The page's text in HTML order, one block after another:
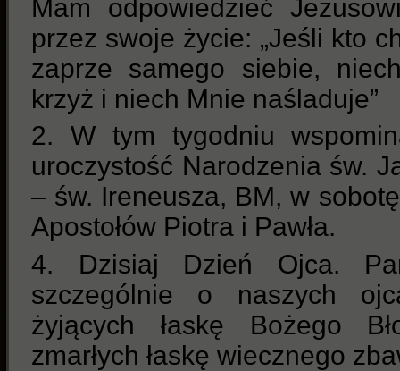
Mam odpowiedzieć
przez swoje życie: „Jeśli kto
zaprze samego siebie,
krzyż i niech Mnie naśladuje”
2. W tym tygodniu
uroczystość Narodzenia św.
– św. Ireneusza, BM, w
Apostołów Piotra i Pawła.
4. Dzisiaj Dzień Ojca.
szczególnie o naszych
żyjących łaskę Bożego
zmarłych łaskę wiecznego